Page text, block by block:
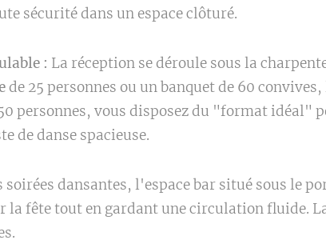
sécurité dans un espace clôturé.
: La réception se déroule sous la
de 25 personnes ou un banquet de 60
personnes, vous disposez du "format idéal"
de danse spacieuse.
soirées dansantes, l'espace bar situé sous le
fête tout en gardant une circulation fluide.